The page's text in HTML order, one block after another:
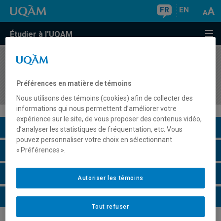
FR EN
Étudier à l'UQAM
COURS//
et ressources du milieu
Description du cours
Horaire - Été 2026
Horaire - Automne 2026
Horaire - Hiver 2027
Préférences en matière de témoins
Nous utilisons des témoins (cookies) afin de collecter des
informations qui nous permettent d’améliorer votre
expérience sur le site, de vous proposer des contenus vidéo,
d’analyser les statistiques de fréquentation, etc. Vous
pouvez personnaliser votre choix en sélectionnant
« Préférences ».
Tout refuser
Autoriser les témoins